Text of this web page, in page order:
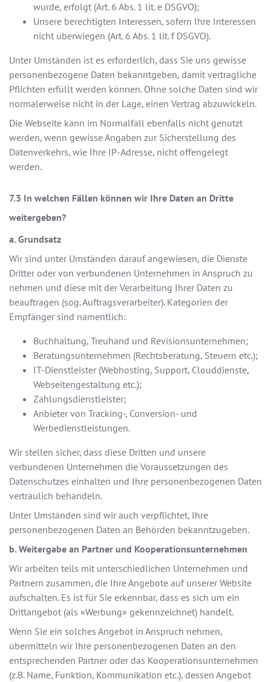
wurde, erfolgt (Art. 6 Abs. 1 lit. e DSGVO);
Unsere berechtigten Interessen, sofern Ihre Interessen
nicht überwiegen (Art. 6 Abs. 1 lit. f DSGVO).
Unter Umständen ist es erforderlich, dass Sie uns gewisse
personenbezogene Daten bekanntgeben, damit vertragliche
Pflichten erfüllt werden können. Ohne solche Daten sind wir
normalerweise nicht in der Lage, einen Vertrag abzuwickeln.
Die Webseite kann im Normalfall ebenfalls nicht genutzt
werden, wenn gewisse Angaben zur Sicherstellung des
Datenverkehrs, wie Ihre IP-Adresse, nicht offengelegt
werden.
In welchen Fällen können wir Ihre Daten an Dritte
weitergeben?
a. Grundsatz
Wir sind unter Umständen darauf angewiesen, die Dienste
Dritter oder von verbundenen Unternehmen in Anspruch zu
nehmen und diese mit der Verarbeitung Ihrer Daten zu
beauftragen (sog. Auftragsverarbeiter). Kategorien der
Empfänger sind namentlich:
Buchhaltung, Treuhand und Revisionsunternehmen;
Beratungsunternehmen (Rechtsberatung, Steuern etc.);
IT-Dienstleister (Webhosting, Support, Clouddienste,
Webseitengestaltung etc.);
Zahlungsdienstleister;
Anbieter von Tracking-, Conversion- und
Werbedienstleistungen.
Wir stellen sicher, dass diese Dritten und unsere
verbundenen Unternehmen die Voraussetzungen des
Datenschutzes einhalten und Ihre personenbezogenen Daten
vertraulich behandeln.
Unter Umständen sind wir auch verpflichtet, Ihre
personenbezogenen Daten an Behörden bekanntzugeben.
b. Weitergabe an Partner und Kooperationsunternehmen
Wir arbeiten teils mit unterschiedlichen Unternehmen und
Partnern zusammen, die Ihre Angebote auf unserer Website
aufschalten. Es ist für Sie erkennbar, dass es sich um ein
Drittangebot (als «Werbung» gekennzeichnet) handelt.
Wenn Sie ein solches Angebot in Anspruch nehmen,
übermitteln wir Ihre personenbezogenen Daten an den
entsprechenden Partner oder das Kooperationsunternehmen
(z.B. Name, Funktion, Kommunikation etc.), dessen Angebot